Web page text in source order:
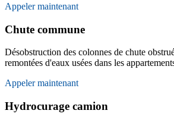
Appeler maintenant
Chute commune
Désobstruction des colonnes de chute
remontées d'eaux usées dans les
Appeler maintenant
Hydrocurage camion